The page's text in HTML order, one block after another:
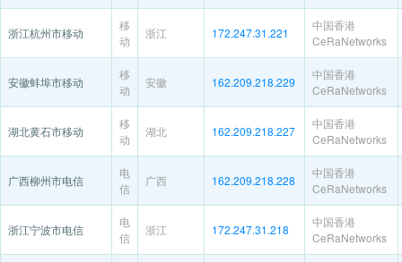
浙江杭州市移动
移
动
浙江 172.247.31.221
中国香港
CeRaNetworks
安徽蚌埠市移动
移
动
安徽 162.209.218.229
中国香港
CeRaNetworks
湖北黄石市移动
移
动
湖北 162.209.218.227
中国香港
CeRaNetworks
广西柳州市电信
电
信
广西 162.209.218.228
中国香港
CeRaNetworks
浙江宁波市电信
电
信
浙江 172.247.31.218
中国香港
CeRaNetworks